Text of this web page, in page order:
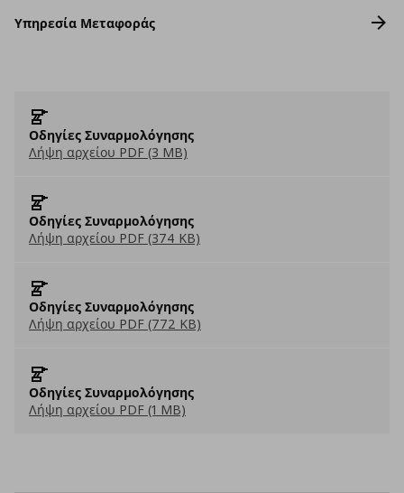
Υπηρεσία Μεταφοράς
Οδηγίες Συναρμολόγησης
Λήψη αρχείου PDF (3 MB)
Οδηγίες Συναρμολόγησης
Λήψη αρχείου PDF (374 KB)
Οδηγίες Συναρμολόγησης
Λήψη αρχείου PDF (772 KB)
Οδηγίες Συναρμολόγησης
Λήψη αρχείου PDF (1 MB)